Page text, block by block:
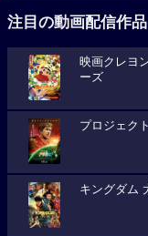
注目の動画配信作品
映画クレヨ
ーズ
プロジェク
キングダム